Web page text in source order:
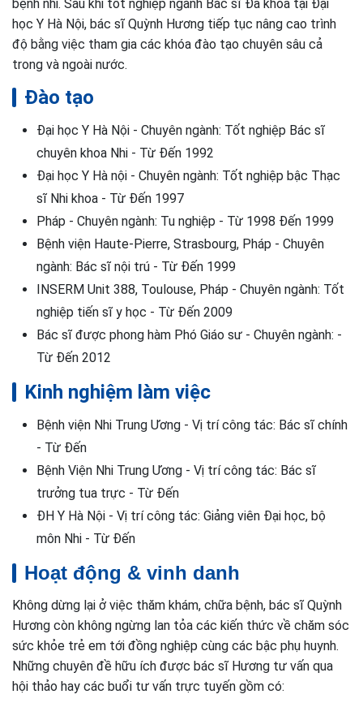
bệnh nhi. Sau khi tốt nghiệp ngành Bác sĩ Đa khoa tại Đại
học Y Hà Nội, bác sĩ Quỳnh Hương tiếp tục nâng cao trình
độ bằng việc tham gia các khóa đào tạo chuyên sâu cả
trong và ngoài nước.
Đào tạo
Đại học Y Hà Nội - Chuyên ngành: Tốt nghiệp Bác sĩ
chuyên khoa Nhi - Từ Đến 1992
Đại học Y Hà nội - Chuyên ngành: Tốt nghiệp bậc Thạc
sĩ Nhi khoa - Từ Đến 1997
Pháp - Chuyên ngành: Tu nghiệp - Từ 1998 Đến 1999
Bệnh viện Haute-Pierre, Strasbourg, Pháp - Chuyên
ngành: Bác sĩ nội trú - Từ Đến 1999
INSERM Unit 388, Toulouse, Pháp - Chuyên ngành: Tốt
nghiệp tiến sĩ y học - Từ Đến 2009
Bác sĩ được phong hàm Phó Giáo sư - Chuyên ngành: -
Từ Đến 2012
Kinh nghiệm làm việc
Bệnh viện Nhi Trung Ương - Vị trí công tác: Bác sĩ chính
- Từ Đến
Bệnh Viện Nhi Trung Ương - Vị trí công tác: Bác sĩ
trưởng tua trực - Từ Đến
ĐH Y Hà Nội - Vị trí công tác: Giảng viên Đại học, bộ
môn Nhi - Từ Đến
Hoạt động & vinh danh
Không dừng lại ở việc thăm khám, chữa bệnh, bác sĩ Quỳnh
Hương còn không ngừng lan tỏa các kiến thức về chăm sóc
sức khỏe trẻ em tới đồng nghiệp cùng các bậc phụ huynh.
Những chuyên đề hữu ích được bác sĩ Hương tư vấn qua
hội thảo hay các buổi tư vấn trực tuyến gồm có: